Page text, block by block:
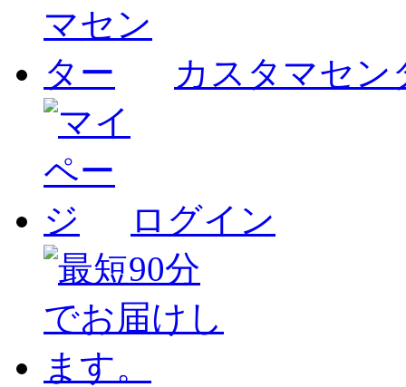
カスタマセン
ログイン